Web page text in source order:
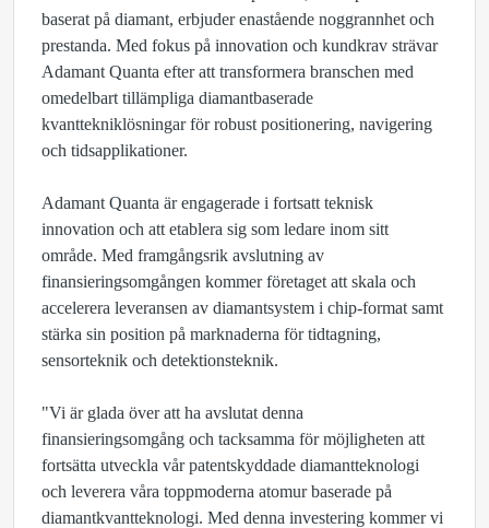
baserat på diamant, erbjuder enastående noggrannhet och
prestanda. Med fokus på innovation och kundkrav strävar
Adamant Quanta efter att transformera branschen med
omedelbart tillämpliga diamantbaserade
kvanttekniklösningar för robust positionering, navigering
och tidsapplikationer.
Adamant Quanta är engagerade i fortsatt teknisk
innovation och att etablera sig som ledare inom sitt
område. Med framgångsrik avslutning av
finansieringsomgången kommer företaget att skala och
accelerera leveransen av diamantsystem i chip-format samt
stärka sin position på marknaderna för tidtagning,
sensorteknik och detektionsteknik.
"Vi är glada över att ha avslutat denna
finansieringsomgång och tacksamma för möjligheten att
fortsätta utveckla vår patentskyddade diamantteknologi
och leverera våra toppmoderna atomur baserade på
diamantkvantteknologi. Med denna investering kommer vi